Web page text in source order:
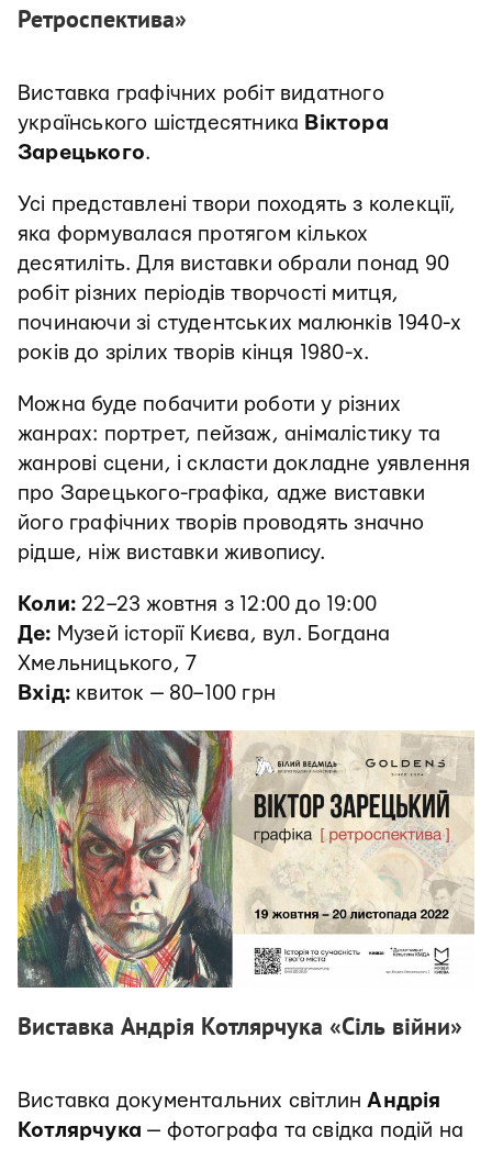
Ретроспектива»
Виставка графічних робіт видатного
українського шістдесятника Віктора
Зарецького.
Усі представлені твори походять з колекції,
яка формувалася протягом кількох
десятиліть. Для виставки обрали понад 90
робіт різних періодів творчості митця,
починаючи зі студентських малюнків 1940-х
років до зрілих творів кінця 1980-х.
Можна буде побачити роботи у різних
жанрах: портрет, пейзаж, анімалістику та
жанрові сцени, і скласти докладне уявлення
про Зарецького-графіка, адже виставки
його графічних творів проводять значно
рідше, ніж виставки живопису.
Коли: 22–23 жовтня з 12:00 до 19:00
Де: Музей історії Києва, вул. Богдана
Хмельницького, 7
Вхід: квиток — 80–100 грн
Виставка Андрія Котлярчука «Сіль війни»
Виставка документальних світлинАндрія
Котлярчука — фотографа та свідка подій на